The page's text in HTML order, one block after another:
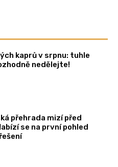
kaprů v srpnu: tuhle
nedělejte!
přehrada mizí před
se na první pohled